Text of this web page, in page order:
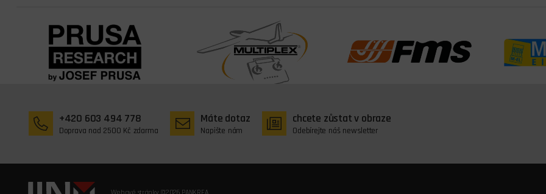
+420 603 494 778
Doprava nad 2500 Kč zdarma
Máte dotaz
Napište nám
chcete zůstat v obraze
Odebírejte náš newsletter